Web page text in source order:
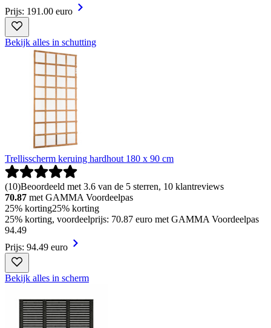
Prijs: 191.00 euro
Bekijk alles in schutting
Trellisscherm keruing hardhout 180 x 90 cm
(10)Beoordeeld met 3.6 van de 5 sterren, 10 klantreviews
70.87 met GAMMA Voordeelpas
25% korting25% korting
25% korting, voordeelprijs: 70.87 euro met GAMMA Voordeelpas
94.49
Prijs: 94.49 euro
Bekijk alles in scherm